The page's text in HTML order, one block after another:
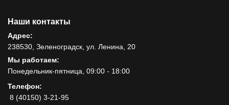
Наши контакты
Адрес:
238530, Зеленоградск, ул. Ленина, 20
Мы работаем:
Понедельник-пятница, 09:00 - 18:00
Телефон:
8 (40150) 3-21-95